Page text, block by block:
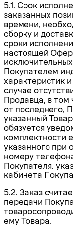
5.1. Срок
заказанных
времени,
сборку и
сроки
настоящей
Покупателем
характеристик
случае
Продавца, в том
от последнего,
указанный
обязуется
комплектности
указанного при
номеру
Покупателя,
кабинета
5.2. Заказ
передачи
ему Товара.